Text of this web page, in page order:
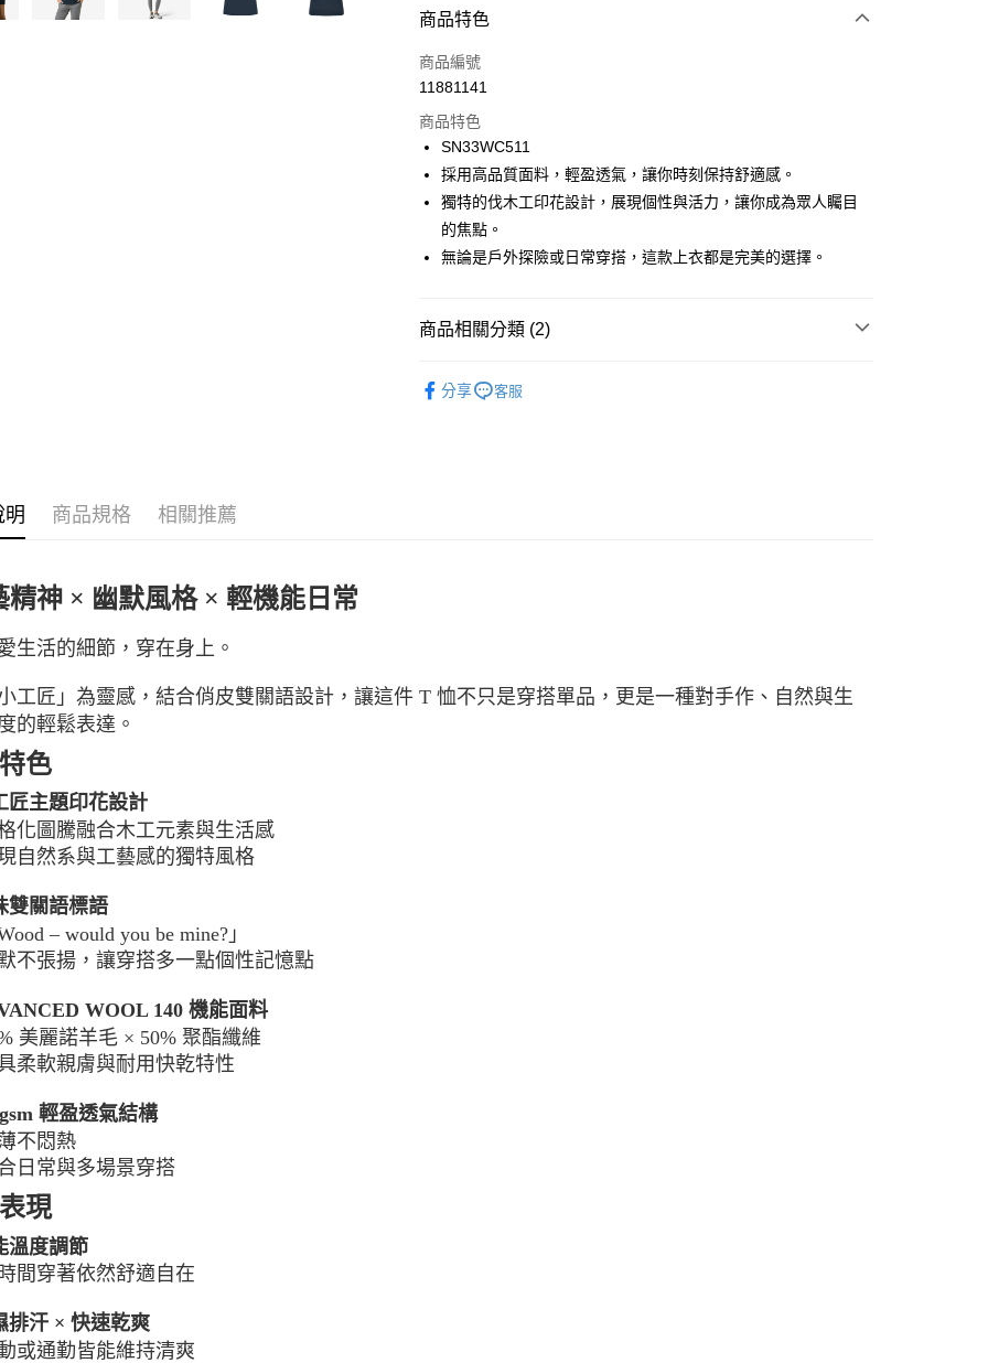
付款方式
信用卡一次付款
Apple Pay
街口支付
悠遊付
ATM付款
運送方式
每筆NT$100
每筆NT$100
商品特色
商品編號
11881141
商品特色
SN33WC511
採用高品質面料，輕盈透氣，讓你時刻保持舒適感。
獨特的伐木工印花設計，展現個性與活力，讓你成為眾人矚目
的焦點。
無論是戶外探險或日常穿搭，這款上衣都是完美的選擇。
商品相關分類 (2)
分享 客服
明 商品規格 相關推薦
精神 × 幽默風格 × 輕機能日常
生活的細節，穿在身上。
工匠」為靈感，結合俏皮雙關語設計，讓這件 T 恤不只是穿搭單品，更是一種對手作、自然與生
的輕鬆表達。
色
匠主題印花設計
化圖騰融合木工元素與生活感
自然系與工藝感的獨特風格
雙關語標語
– would you be mine?」
不張揚，讓穿搭多一點個性記憶點
WOOL 140 機能面料
美麗諾羊毛 × 50% 聚酯纖維
柔軟親膚與耐用快乾特性
輕盈透氣結構
不悶熱
日常與多場景穿搭
現
溫度調節
間穿著依然舒適自在
排汗 × 快速乾爽
或通勤皆能維持清爽